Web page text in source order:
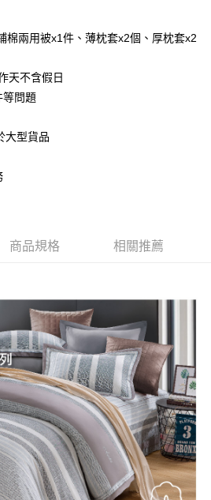
之後才付款」的支付方式。 讓您購物簡單
綁卡、不需儲值。
認證，即可結帳。
，再付款。
】
享後付」後，將跳轉至「AFTEE先享後付」
繳費通知簡訊。
取消之訂單仍視為有效，需透過AFTEE先享
司提供之「AFTEE先享後付」服務完成之交
供個人資料，並將交易相關給付款項請求債
。
瀏覽以下網址：
法定代理人或監護人之同意方可使用
意申辦者引起之損失，本公司不負相關責
，將依據個別帳號之用戶狀況，依本公司即
仍有額度不足之情形，本公司將視審查結果
用他人資訊註冊。若發現惡意使用之情形，
含以上)免運費
棉兩用被x1件、薄枕套x2個、厚枕套x2
天不含假日
等問題
大型貨品
商品規格 相關推薦